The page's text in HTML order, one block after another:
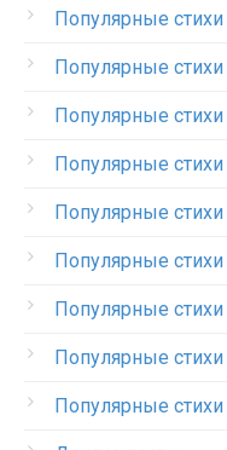
Популярные
Популярные
Популярные
Популярные стихи
Популярные
Популярные
Популярные
Популярные
Популярные